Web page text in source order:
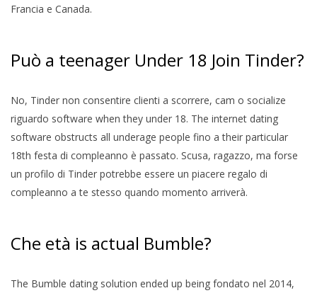
Francia e Canada.
Può a teenager Under 18 Join Tinder?
No, Tinder non consentire clienti a scorrere, cam o socialize
riguardo software when they under 18. The internet dating
software obstructs all underage people fino a their particular
18th festa di compleanno è passato. Scusa, ragazzo, ma forse
un profilo di Tinder potrebbe essere un piacere regalo di
compleanno a te stesso quando momento arriverà.
Che età is actual Bumble?
The Bumble dating solution ended up being fondato nel 2014,